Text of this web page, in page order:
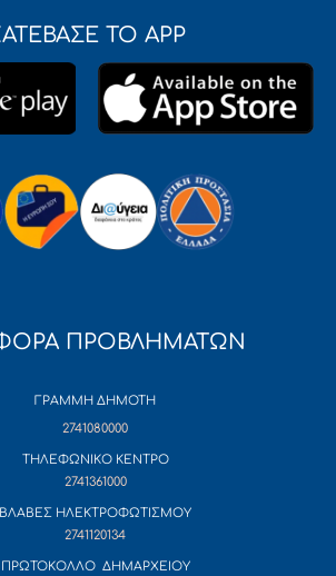
ΤΟ APP
ΠΡΟΒΛΗΜΑΤΩΝ
ΓΡΑΜΜΗ ΔΗΜΟΤΗ
2741080000
ΤΗΛΕΦΩΝΙΚΟ ΚΕΝΤΡΟ
2741361000
ΒΛΑΒΕΣ ΗΛΕΚΤΡΟΦΩΤΙΣΜΟΥ
2741120134
ΠΡΩΤΟΚΟΛΛΟ ΔΗΜΑΡΧΕΙΟΥ